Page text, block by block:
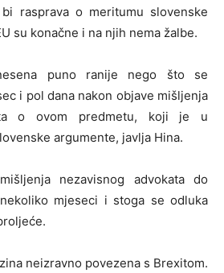
rasprava o meritumu slovenske
su konačne i na njih nema žalbe.
puno ranije nego što se
i pol dana nakon objave mišljenja
o ovom predmetu, koji je u
argumente, javlja Hina.
nezavisnog advokata do
mjeseci i stoga se odluka
neizravno povezena s Brexitom.